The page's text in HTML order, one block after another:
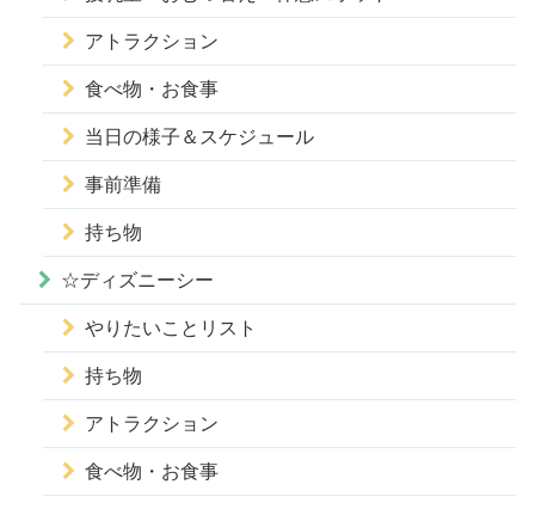
アトラクション
食べ物・お食事
当日の様子＆スケジュール
事前準備
持ち物
☆ディズニーシー
やりたいことリスト
持ち物
アトラクション
食べ物・お食事